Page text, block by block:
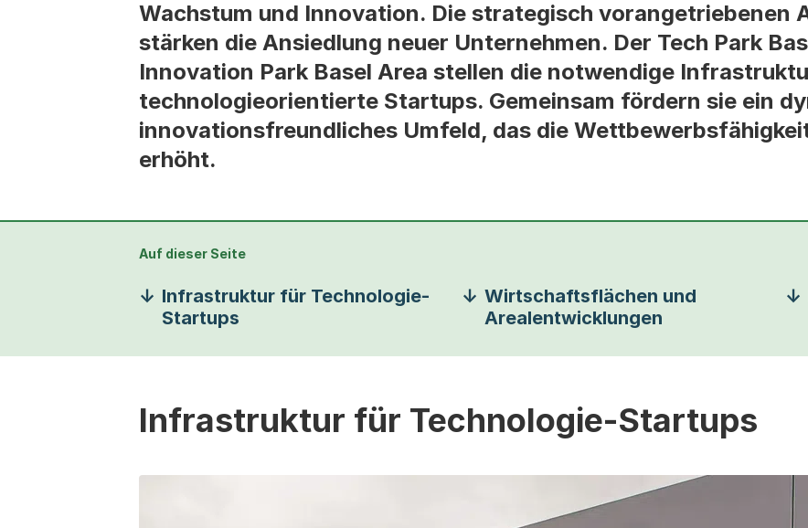
Wachstum und Innovation. Die strategisch vorangetriebenen
stärken die Ansiedlung neuer Unternehmen. Der Tech Park
Innovation Park Basel Area stellen die notwendige
technologieorientierte Startups. Gemeinsam fördern sie ein
innovationsfreundliches Umfeld, das die
erhöht.
Auf dieser Seite
Infrastruktur für Technologie-
Startups
Wirtschaftsflächen und
Arealentwicklungen
Infrastruktur für Technologie-Startups